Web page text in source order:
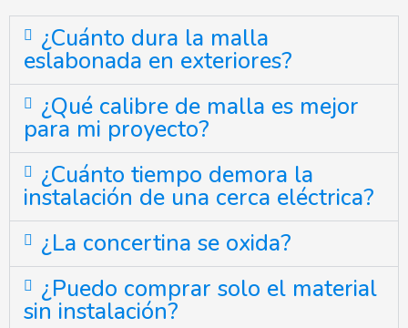
¿Cuánto dura la malla
eslabonada en exteriores?
¿Qué calibre de malla es mejor
para mi proyecto?
¿Cuánto tiempo demora la
instalación de una cerca eléctrica?
¿La concertina se oxida?
¿Puedo comprar solo el material
sin instalación?